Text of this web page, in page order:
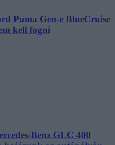
Puma Gen-e BlueCruise
kell fogni
Benz GLC 400